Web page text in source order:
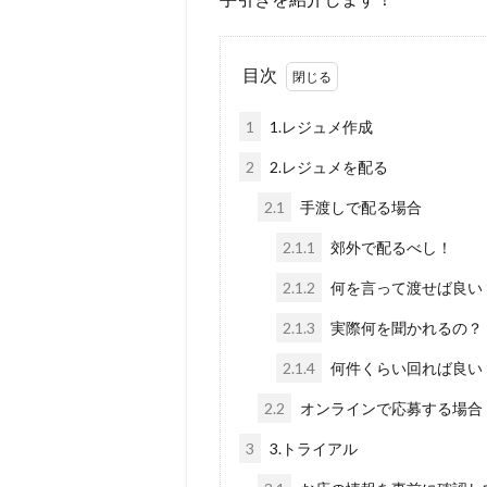
目次
1 1.レジュメ作成
2 2.レジュメを配る
2.1 手渡しで配る場合
2.1.1 郊外で配るべし！
2.1.2 何を言って渡せば良い
2.1.3 実際何を聞かれるの？
2.1.4 何件くらい回れば良い
2.2 オンラインで応募する場合
3 3.トライアル